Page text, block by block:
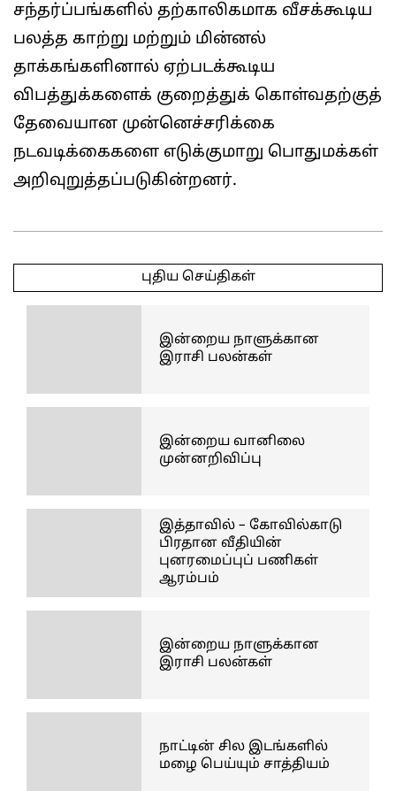
சந்தர்ப்பங்களில் தற்காலிகமாக வீசக்கூடிய
பலத்த காற்று மற்றும் மின்னல்
தாக்கங்களினால் ஏற்படக்கூடிய
விபத்துக்களைக் குறைத்துக் கொள்வதற்குத்
தேவையான முன்னெச்சரிக்கை
நடவடிக்கைகளை எடுக்குமாறு பொதுமக்கள்
அறிவுறுத்தப்படுகின்றனர்.
06-
புதிய செய்திகள்
இன்றைய நாளுக்கான
இராசி பலன்கள்
இன்றைய வானிலை
முன்னறிவிப்பு
இத்தாவில் – கோவில்காடு
பிரதான வீதியின்
புனரமைப்புப் பணிகள்
ஆரம்பம்
இன்றைய நாளுக்கான
இராசி பலன்கள்
நாட்டின் சில இடங்களில்
மழை பெய்யும் சாத்தியம்